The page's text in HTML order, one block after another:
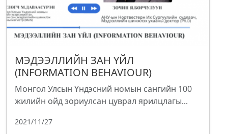
МЭДЭЭЛЛИЙН ЗАН ҮЙЛ
(INFORMATION BEHAVIOUR)
Монгол Улсын Үндэсний номын сангийн 100
жилийн ойд зориулсан цуврал ярилцлагы...
2021/11/27